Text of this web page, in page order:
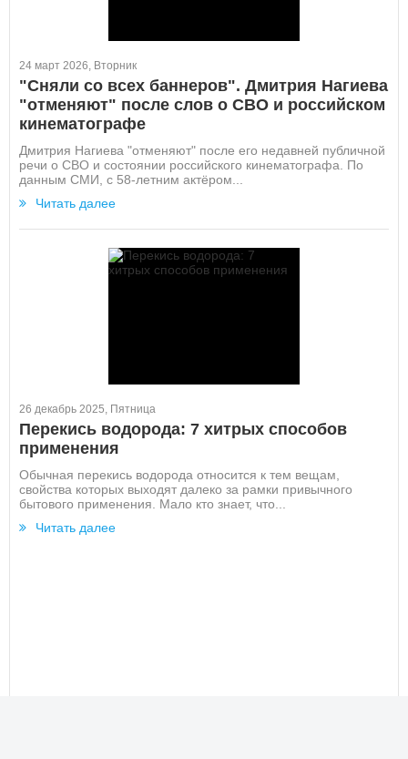
24 март 2026, Вторник
"Сняли со всех баннеров". Дмитрия Нагиева
"отменяют" после слов о СВО и российском
кинематографе
Дмитрия Нагиева "отменяют" после его недавней публичной
речи о СВО и состоянии российского кинематографа. По
данным СМИ, с 58-летним актёром...
Читать далее
26 декабрь 2025, Пятница
Перекись водорода: 7 хитрых способов
применения
Обычная перекись водорода относится к тем вещам,
свойства которых выходят далеко за рамки привычного
бытового применения. Мало кто знает, что...
Читать далее